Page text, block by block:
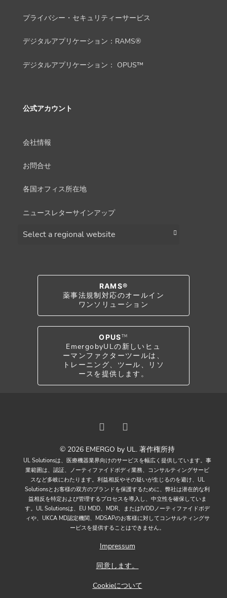
プライバシー・セキュリティーサービス
デジタルアプリケーション：RAMS®
デジタルアプリケーション： OPUS™
公式アカウント
会社情報
お問合せ
各国オフィス所在地
ニュースレターサインアップ
RAMS®
薬事法規制対応のオールイン
ワンソリューション
OPUS TM
EmergobyULの新しいヒュ
ーマンファクターツールは、
トレーニング、ツール、リソ
ースを提供します。
© 2026 EMERGO by UL. 著作権所持
UL Solutionsは、医療機器業界向けのサービスを幅広く提供しています。事
業範囲は、認証、ノーティファイドボディ業務、コンサルティングサービ
スなど多岐にわたります。利益相反やその疑いが生じるのを避け、UL
Solutionsとお客様の双方のブランドを保護するために、弊社は潜在的な利
益相反を特定および管理するプロセスを導入し、中立性を確保していま
す。UL Solutionsは、EU MDD、MDR、またはIVDDノーティファイドボデ
ィや、UKCA MD認定機関、MDSAPのお客様に対してコンサルティングサ
ービスを提供することはできません。
Impressum
同意します。
Cookieについて